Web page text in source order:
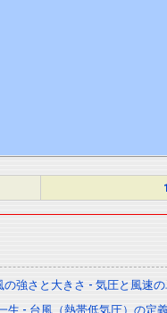
の強さと大きさ - 気圧と風速
生 - 台風（熱帯低気圧）の定